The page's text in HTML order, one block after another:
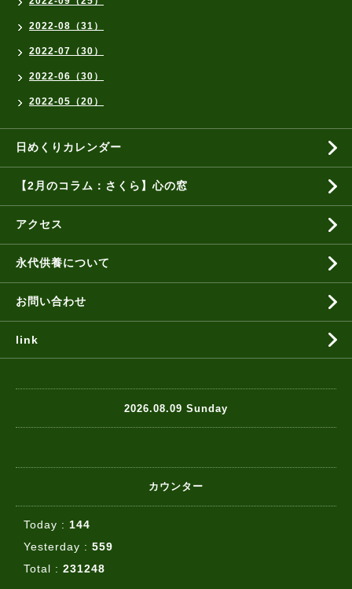
2022-08（31）
2022-07（30）
2022-06（30）
2022-05（20）
日めくりカレンダー
【2月のコラム：さくら】心の窓
アクセス
永代供養について
お問い合わせ
link
2026.08.09 Sunday
カウンター
Today : 144
Yesterday : 559
Total : 231248